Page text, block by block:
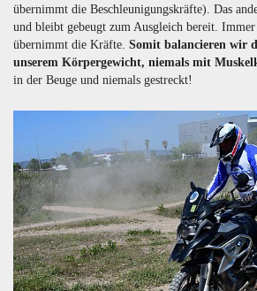
übernimmt die Beschleunigungskräfte). Das
und bleibt gebeugt zum Ausgleich bereit. Immer
übernimmt die Kräfte. Somit balancieren wir
unserem Körpergewicht, niemals mit
in der Beuge und niemals gestreckt!